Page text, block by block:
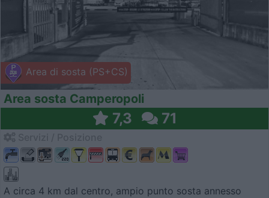
Area di sosta (PS+CS)
Area sosta Camperopoli
7,3 71
A circa 4 km dal centro, ampio punto sosta annesso